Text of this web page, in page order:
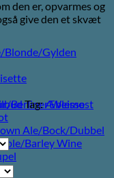
Blonde/Gylden
Berliner Weisse
Ale/Bock/Dubbel
Barley Wine
den er, opvarmes og
give den et skvæt
Tag:Æblemost